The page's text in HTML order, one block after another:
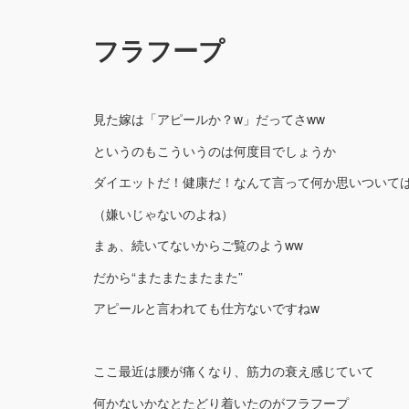
フラフープ
見た嫁は「アピールか？w」だってさww
というのもこういうのは何度目でしょうか
ダイエットだ！健康だ！なんて言って何か思いついて
（嫌いじゃないのよね）
まぁ、続いてないからご覧のようww
だから“またまたまたまた”
アピールと言われても仕方ないですねw
ここ最近は腰が痛くなり、筋力の衰え感じていて
何かないかなとたどり着いたのがフラフープ